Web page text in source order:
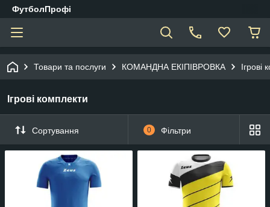
ФутболПрофі
Товари та послуги КОМАНДНА ЕКІПІВРОВКА Ігрові
Ігрові комплекти
Сортування 0 Фільтри